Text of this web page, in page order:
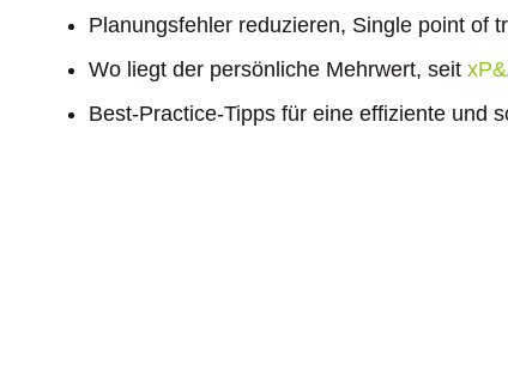
Planungsfehler reduzieren, Single point of
Wo liegt der persönliche Mehrwert, seit
Best-Practice-Tipps für eine effiziente und